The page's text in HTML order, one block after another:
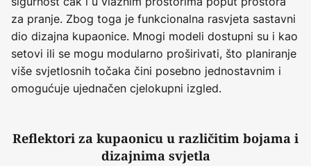
za pranje. Zbog toga je funkcionalna rasvjeta sastavni
dio dizajna kupaonice. Mnogi modeli dostupni su i kao
setovi ili se mogu modularno proširivati, što planiranje
više svjetlosnih točaka čini posebno jednostavnim i
omogućuje ujednačen cjelokupni izgled.
Reflektori za kupaonicu u različitim bojama i
dizajnima svjetla